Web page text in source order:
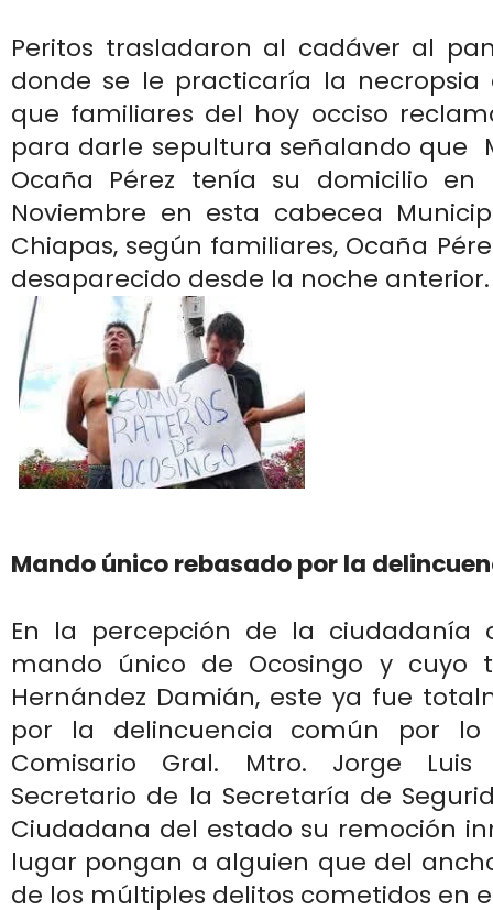
Peritos trasladaron al cadáver al
donde se le practicaría la necropsia
que familiares del hoy occiso
para darle sepultura señalando que
Ocaña Pérez tenía su domicilio
Noviembre en esta cabecea
Chiapas, según familiares, Ocaña
desaparecido desde la noche anterior.
Mando único rebasado por la
En la percepción de la ciudadanía
mando único de Ocosingo y cuyo
Hernández Damián, este ya fue
por la delincuencia común por
Comisario Gral. Mtro. Jorge Luis
Secretario de la Secretaría de
Ciudadana del estado su remoción
lugar pongan a alguien que del
de los múltiples delitos cometidos en